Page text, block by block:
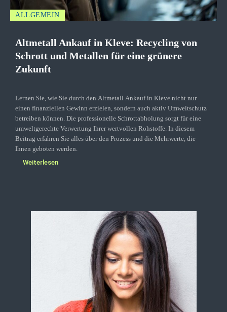
ALLGEMEIN
Altmetall Ankauf in Kleve: Recycling von
Schrott und Metallen für eine grünere
Zukunft
Lernen Sie, wie Sie durch den Altmetall Ankauf in Kleve nicht nur
einen finanziellen Gewinn erzielen, sondern auch aktiv Umweltschutz
betreiben können. Die professionelle Schrottabholung sorgt für eine
umweltgerechte Verwertung Ihrer wertvollen Rohstoffe. In diesem
Beitrag erfahren Sie alles über den Prozess und die Mehrwerte, die
Ihnen geboten werden.
Weiterlesen